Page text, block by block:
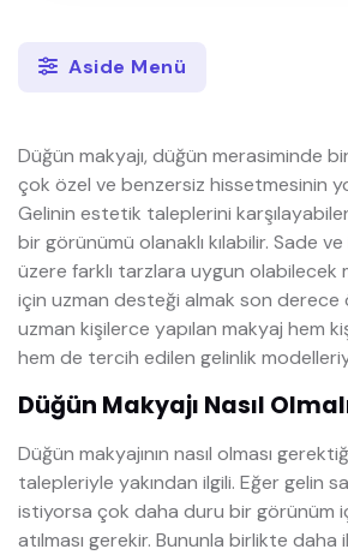
Aside Menü
Düğün makyajı, düğün merasiminde
çok özel ve benzersiz hissetmesinin
Gelinin estetik taleplerini
bir görünümü olanaklı kılabilir. Sade
üzere farklı tarzlara uygun olabilecek
için uzman desteği almak son derece
uzman kişilerce yapılan makyaj hem
hem de tercih edilen gelinlik
Düğün Makyajı Nasıl
Düğün makyajının nasıl olması
talepleriyle yakından ilgili. Eğer gelin
istiyorsa çok daha duru bir görünüm
atılması gerekir. Bununla birlikte daha